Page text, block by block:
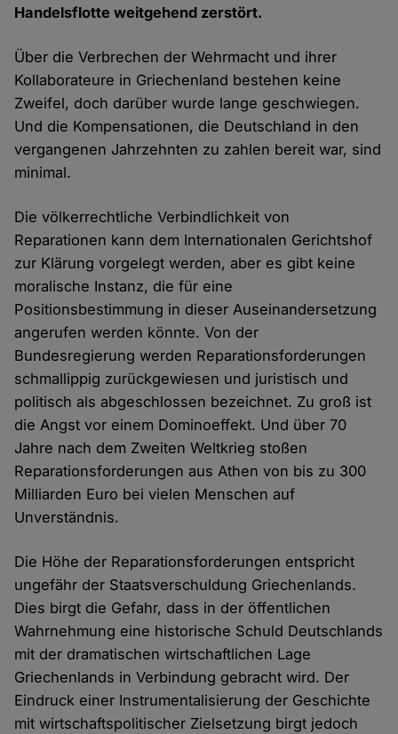
Handelsflotte weitgehend zerstört.
Über die Verbrechen der Wehrmacht und ihrer
Kollaborateure in Griechenland bestehen keine
Zweifel, doch darüber wurde lange geschwiegen.
Und die Kompensationen, die Deutschland in den
vergangenen Jahrzehnten zu zahlen bereit war, sind
minimal.
Die völkerrechtliche Verbindlichkeit von
Reparationen kann dem Internationalen Gerichtshof
zur Klärung vorgelegt werden, aber es gibt keine
moralische Instanz, die für eine
Positionsbestimmung in dieser Auseinandersetzung
angerufen werden könnte. Von der
Bundesregierung werden Reparationsforderungen
schmallippig zurückgewiesen und juristisch und
politisch als abgeschlossen bezeichnet. Zu groß ist
die Angst vor einem Dominoeffekt. Und über 70
Jahre nach dem Zweiten Weltkrieg stoßen
Reparationsforderungen aus Athen von bis zu 300
Milliarden Euro bei vielen Menschen auf
Unverständnis.
Die Höhe der Reparationsforderungen entspricht
ungefähr der Staatsverschuldung Griechenlands.
Dies birgt die Gefahr, dass in der öffentlichen
Wahrnehmung eine historische Schuld Deutschlands
mit der dramatischen wirtschaftlichen Lage
Griechenlands in Verbindung gebracht wird. Der
Eindruck einer Instrumentalisierung der Geschichte
mit wirtschaftspolitischer Zielsetzung birgt jedoch